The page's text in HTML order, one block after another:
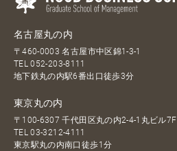
名古屋丸の内
〒460-0003 名古屋市中区錦1-3-1
TEL052-203-8111
地下鉄丸の内駅6番出口徒歩3分
東京丸の内
〒100-6307 千代田区丸の内2-4-1丸ビル7F
TEL03-3212-4111
東京駅丸の内南口徒歩1分